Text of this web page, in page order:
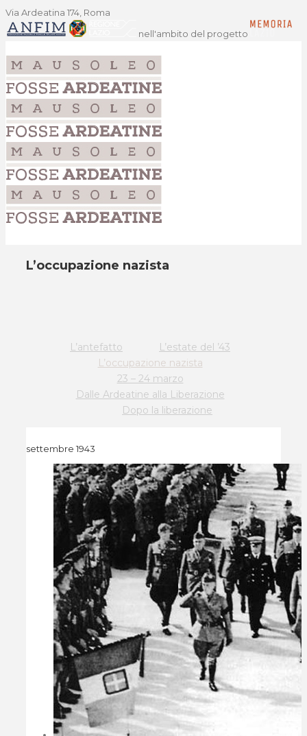
Via Ardeatina 174, Roma
nell'ambito del progetto
L’occupazione nazista
L’antefatto
L’estate del ’43
L’occupazione nazista
23 – 24 marzo
Dalle Ardeatine alla Liberazione
Dopo la liberazione
settembre 1943